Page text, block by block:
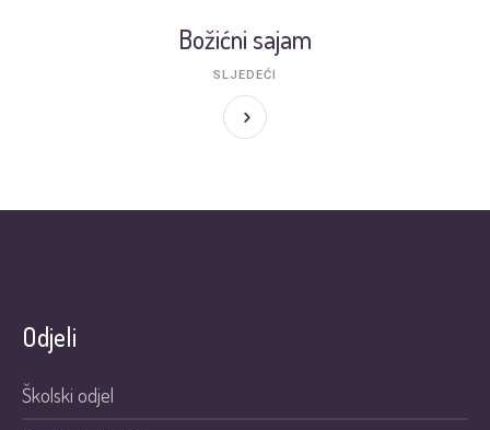
Božićni sajam
SLJEDEĆI
Odjeli
Školski odjel